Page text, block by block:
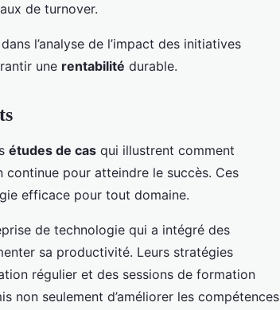
de turnover.
l’analyse de l’impact des initiatives
une rentabilité durable.
études de cas qui illustrent comment
continue pour atteindre le succès. Ces
efficace pour tout domaine.
de technologie qui a intégré des
sa productivité. Leurs stratégies
régulier et des sessions de formation
non seulement d’améliorer les compétences